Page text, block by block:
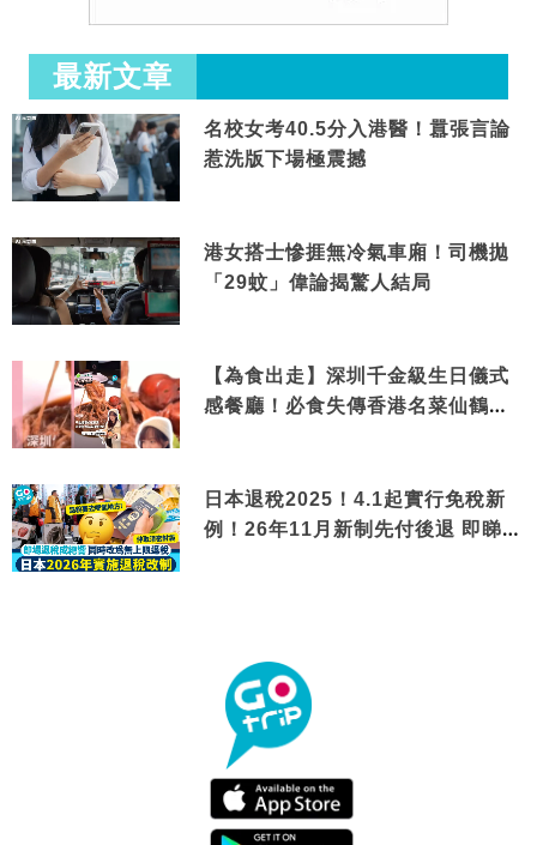
最新文章
名校女考40.5分入港醫！囂張言論
惹洗版下場極震撼
港女搭士慘捱無冷氣車廂！司機拋
「29蚊」偉論揭驚人結局
【為食出走】深圳千金級生日儀式
感餐廳！必食失傳香港名菜仙鶴神
日本退稅2025！4.1起實行免稅新
例！26年11月新制先付後退 即睇步